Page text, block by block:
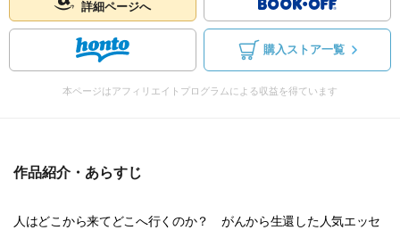
詳細ページへ
購入ストア一覧
本ページはアフィリエイトプログラムによる収益を得ています
作品紹介・あらすじ
人はどこから来てどこへ行くのか？ がんから生還した人気エッセ